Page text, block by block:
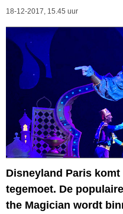
18-12-2017, 15.45 uur
Disneyland Paris
tegemoet. De
the Magician wordt